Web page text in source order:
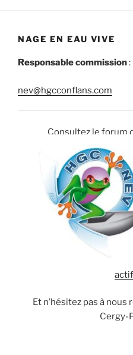
NAGE EN EAU VIVE
Responsable commission:
nev@hgcconflans.com
Consultez le forum
Et n’hésitez pas à
Cergy-